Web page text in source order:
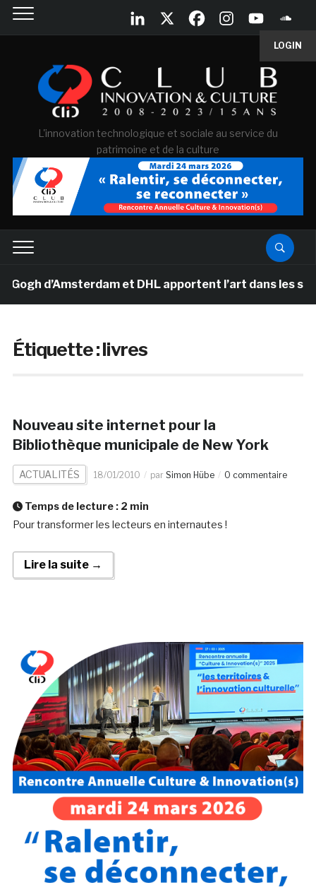
LOGIN
L'innovation technologique et sociale au service du
patrimoine et de la culture
d’Amsterdam et DHL apportent l’art dans les
Étiquette :livres
Nouveau site internet pour la
Bibliothèque municipale de New York
ACTUALITÉS 18/01/2010 par Simon Hübe 0 commentaire
Temps de lecture : 2 min
Pour transformer les lecteurs en internautes !
Lire la suite →